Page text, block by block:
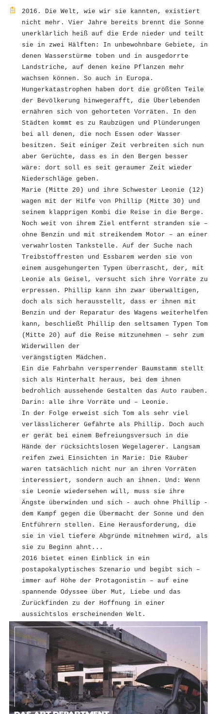
2016. Die Welt, wie wir sie kannten, existiert
nicht mehr. Vier Jahre bereits brennt die Sonne
unerklärlich heiß auf die Erde nieder und teilt
sie in zwei Hälften: In unbewohnbare Gebiete, in
denen Wasserstürme toben und in ausgedorrte
Landstriche, auf denen keine Pflanzen mehr
wachsen können. So auch in Europa.
Hungerkatastrophen haben dort die größten Teile
der Bevölkerung hinwegerafft, die Überlebenden
ernähren sich von gehorteten Vorräten. In den
Städten kommt es zu Raubzügen und Plünderungen
bei all denen, die noch Essen oder Wasser
besitzen. Seit einiger Zeit verbreiten sich nun
aber Gerüchte, dass es in den Bergen besser
wäre: dort soll es seit geraumer Zeit wieder
Niederschläge geben.
Marie (Mitte 20) und ihre Schwester Leonie (12)
wagen mit der Hilfe von Phillip (Mitte 30) und
seinem klapprigen Kombi die Reise in die Berge.
Noch weit von ihrem Ziel entfernt stranden sie –
ohne Benzin und mit streikendem Motor – an einer
verwahrlosten Tankstelle. Auf der Suche nach
Treibstoffresten und Essbarem werden sie von
einem ausgehungerten Typen überrascht, der, mit
Leonie als Geisel, versucht sich ihre Vorräte zu
erpressen. Phillip kann ihn zwar überwältigen,
doch als sich herausstellt, dass er ihnen mit
Benzin und der Reparatur des Wagens weiterhelfen
kann, beschließt Phillip den seltsamen Typen Tom
(Mitte 20) auf die Reise mitzunehmen – sehr zum
Widerwillen der
verängstigten Mädchen.
Ein die Fahrbahn versperrender Baumstamm stellt
sich als Hinterhalt heraus, bei dem ihnen
bedrohlich aussehende Gestalten das Auto rauben.
Darin: alle ihre Vorräte und – Leonie.
In der Folge erweist sich Tom als sehr viel
verlässlicherer Gefährte als Phillip. Doch auch
er gerät bei einem Befreiungsversuch in die
Hände der rücksichtslosen Wegelagerer. Langsam
reifen zwei Einsichten in Marie: Die Räuber
waren tatsächlich nicht nur an ihren Vorräten
interessiert, sondern auch an ihnen. Und: Wenn
sie Leonie wiedersehen will, muss sie ihre
Ängste überwinden und sich - auch ohne Phillip -
dem Kampf gegen die Übermacht der Sonne und den
Entführern stellen. Eine Herausforderung, die
sie in viel tiefere Abgründe mitnehmen wird, als
sie zu Beginn ahnt...
2016 bietet einen Einblick in ein
postapokalyptisches Szenario und begibt sich –
immer auf Höhe der Protagonistin – auf eine
spannende Odyssee über Mut, Liebe und das
Zurückfinden zu der Hoffnung in einer
aussichtslos erscheinenden Welt.